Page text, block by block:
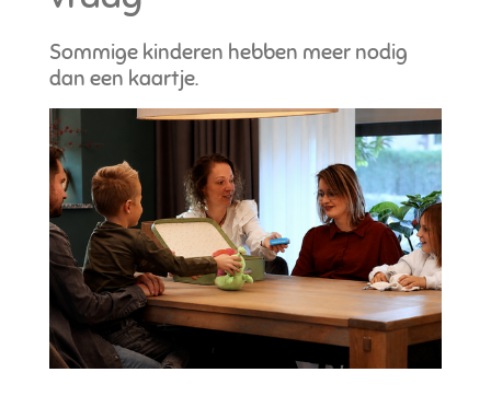
Sommige kinderen hebben meer nodig
dan een kaartje.